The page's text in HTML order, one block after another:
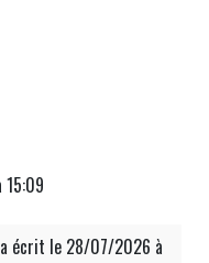
écrit le 28/07/2026 à